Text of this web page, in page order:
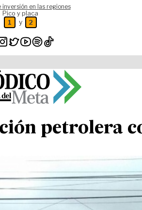
en las regiones
Pico y placa
1 y 2
petrolera